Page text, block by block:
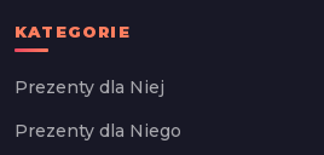
KATEGORIE
Prezenty dla Niej
Prezenty dla Niego